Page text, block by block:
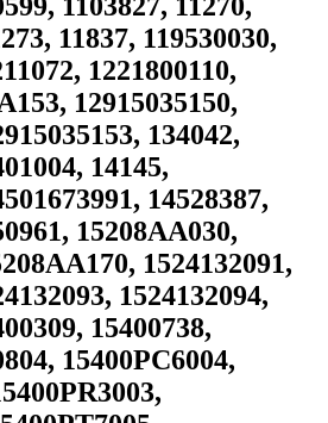
11837, 119530030,
1221800110,
12915035150,
134042,
14145,
14528387,
15208AA030,
1524132091,
1524132094,
15400738,
15400PC6004,